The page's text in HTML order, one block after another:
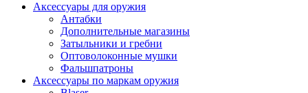
Аксессуары для оружия
Антабки
Дополнительные магазины
Затыльники и гребни
Оптоволоконные мушки
Фальшпатроны
Аксессуары по маркам оружия